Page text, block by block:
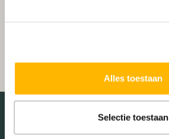
Alles toestaan
Selectie toestaan